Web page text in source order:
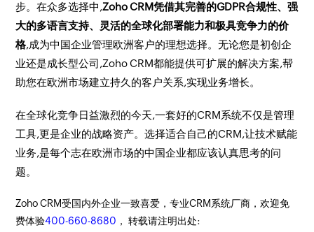
步。在众多选择中,Zoho CRM凭借其完善的GDPR合规性、强
大的多语言支持、灵活的全球化部署能力和极具竞争力的价
格,成为中国企业管理欧洲客户的理想选择。无论您是初创企
业还是成长型公司,Zoho CRM都能提供可扩展的解决方案,帮
助您在欧洲市场建立持久的客户关系,实现业务增长。
在全球化竞争日益激烈的今天,一套好的CRM系统不仅是管理
工具,更是企业的战略资产。选择适合自己的CRM,让技术赋能
业务,是每个志在欧洲市场的中国企业都应该认真思考的问
题。
Zoho CRM受国内外企业一致喜爱，专业CRM系统厂商，欢迎免
费体验400-660-8680 ， 转载请注明出处: